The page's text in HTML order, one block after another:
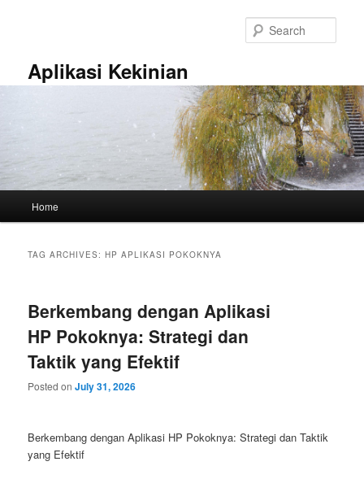
Aplikasi Kekinian
Home
TAG ARCHIVES:HP APLIKASI POKOKNYA
Berkembang dengan Aplikasi
HP Pokoknya: Strategi dan
Taktik yang Efektif
Posted onJuly 31, 2026
Berkembang dengan Aplikasi HP Pokoknya: Strategi dan Taktik
yang Efektif